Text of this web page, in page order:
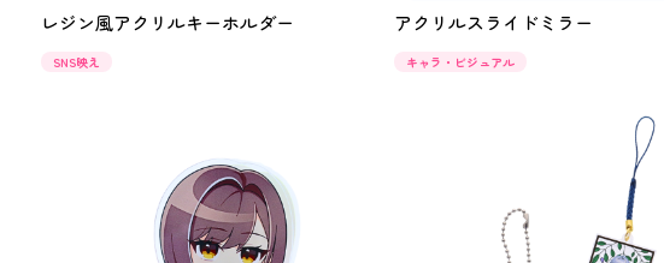
レジン風アクリルキーホルダー
SNS映え
アクリルスライドミラー
キャラ・ビジュアル